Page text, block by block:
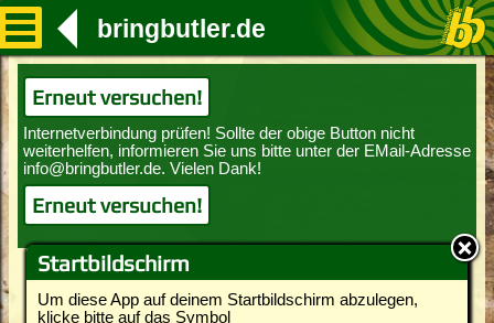
Startbildschirm
Um diese App auf deinem Startbildschirm abzulegen,
klicke bitte auf das Symbol
bringbutler.de
Erneut versuchen!
Erneut versuchen!